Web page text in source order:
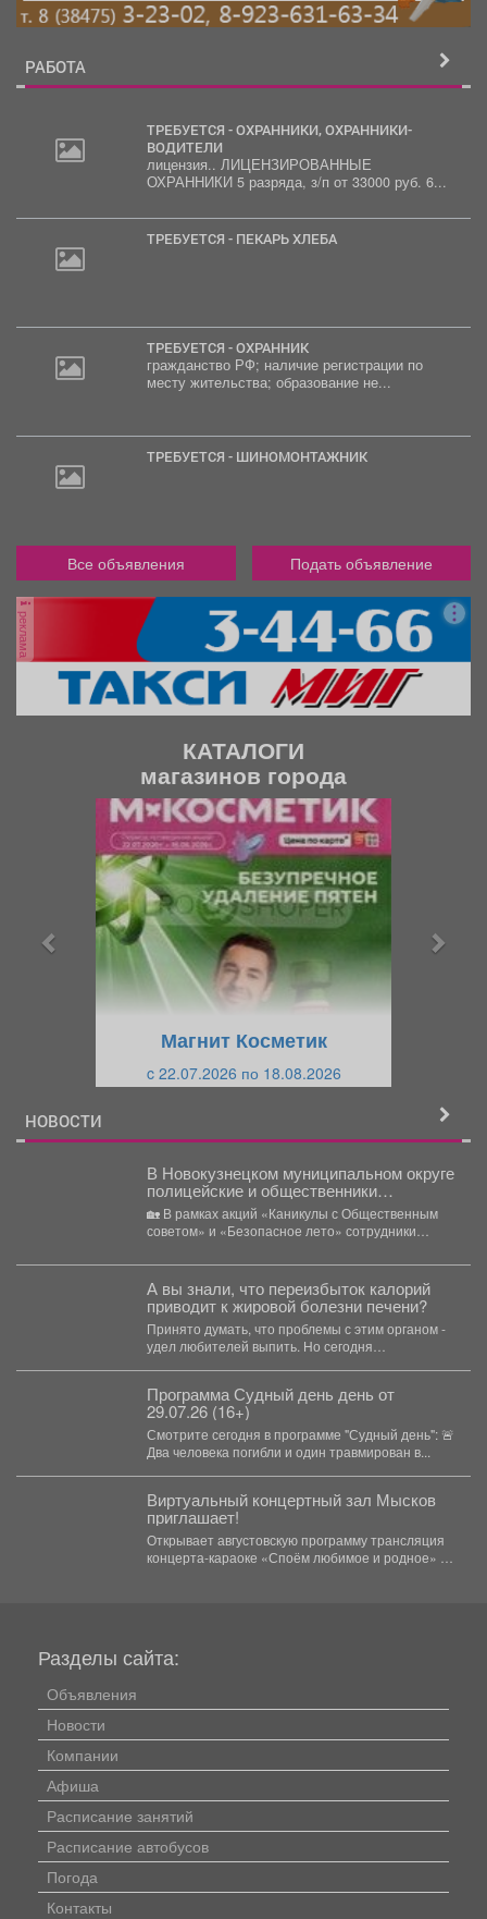
РАБОТА
ТРЕБУЕТСЯ - ОХРАННИКИ, ОХРАННИКИ-
ВОДИТЕЛИ
лицензия.. ЛИЦЕНЗИРОВАННЫЕ
ОХРАННИКИ 5 разряда, з/п от 33000 руб. 6...
ТРЕБУЕТСЯ - ПЕКАРЬ ХЛЕБА
ТРЕБУЕТСЯ - ОХРАННИК
гражданство РФ; наличие регистрации по
месту жительства; образование не...
ТРЕБУЕТСЯ - ШИНОМОНТАЖНИК
Все объявления Подать объявление
реклама
КАТАЛОГИ
магазинов города
Магнит Косметик
c 22.07.2026 по 18.08.2026
НОВОСТИ
В Новокузнецком муниципальном округе
полицейские и общественники
рассказали воспитанникам детского
дома о безопасности в летний период
🏡 В рамках акций «Каникулы с Общественным
советом» и «Безопасное лето» сотрудники
А вы знали, что переизбыток калорий
приводит к жировой болезни печени?
Принято думать, что проблемы с этим органом -
удел любителей выпить. Но сегодня
Программа Судный день день от
29.07.26 (16+)
Смотрите сегодня в программе "Судный день": 🚨
Два человека погибли и один травмирован в...
Виртуальный концертный зал Мысков
приглашает!
Открывает августовскую программу трансляция
концерта-караоке «Споём любимое и родное» -
Разделы сайта:
Объявления
Новости
Компании
Афиша
Расписание занятий
Расписание автобусов
Погода
Контакты